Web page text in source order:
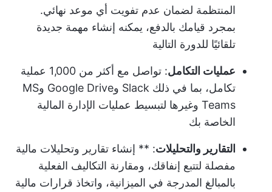
المنتظمة لضمان عدم تفويت أي موعد نهائي.
بمجرد قيامك بالدفع، يمكنه إنشاء مهمة جديدة
تلقائيًا للدورة التالية
عمليات التكامل
: تواصل مع أكثر من 1,000 عملية
تكامل، بما في ذلك Slack وGoogle Drive وMS
Teams وغيرها لتبسيط عمليات الإدارة المالية
الخاصة بك
التقارير والتحليلات: ** إنشاء تقارير وتحليلات مالية
مفصلة لتتبع إنفاقك، ومقارنة التكاليف الفعلية
بالمبالغ المدرجة في الميزانية، واتخاذ قرارات مالية